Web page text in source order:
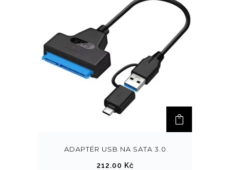
ADAPTÉR USB NA SATA 3.0
212.00 Kč